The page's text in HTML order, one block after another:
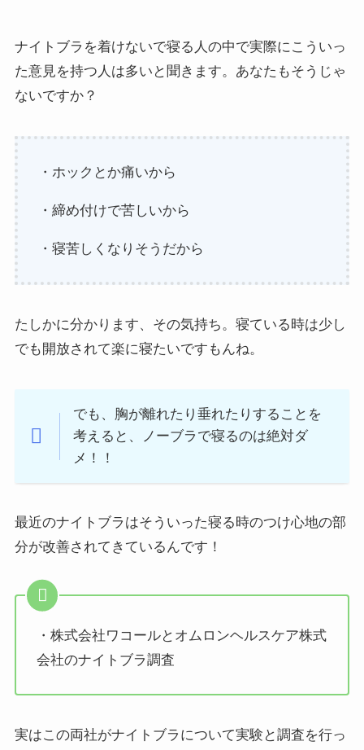
ナイトブラを着けないで寝る人の中で実際にこういっ
た意見を持つ人は多いと聞きます。あなたもそうじゃ
ないですか？
・ホックとか痛いから
・締め付けで苦しいから
・寝苦しくなりそうだから
たしかに分かります、その気持ち。寝ている時は少し
でも開放されて楽に寝たいですもんね。
でも、胸が離れたり垂れたりすることを
考えると、ノーブラで寝るのは絶対ダ
メ！！
最近のナイトブラはそういった寝る時のつけ心地の部
分が改善されてきているんです！
・株式会社ワコールとオムロンヘルスケア株式
会社のナイトブラ調査
実はこの両社がナイトブラについて実験と調査を行っ